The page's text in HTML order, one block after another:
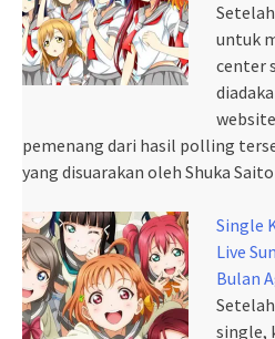
untuk
center
pemenang dari hasil polling
yang disuarakan oleh Shuka
Single
Live
Bulan
single,